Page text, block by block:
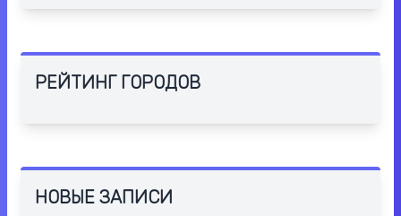
РЕЙТИНГ ГОРОДОВ
НОВЫЕ ЗАПИСИ